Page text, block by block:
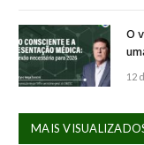
O
12
MAIS